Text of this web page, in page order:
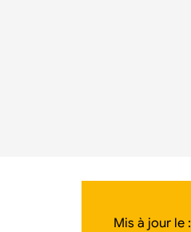
Mis à jour le :